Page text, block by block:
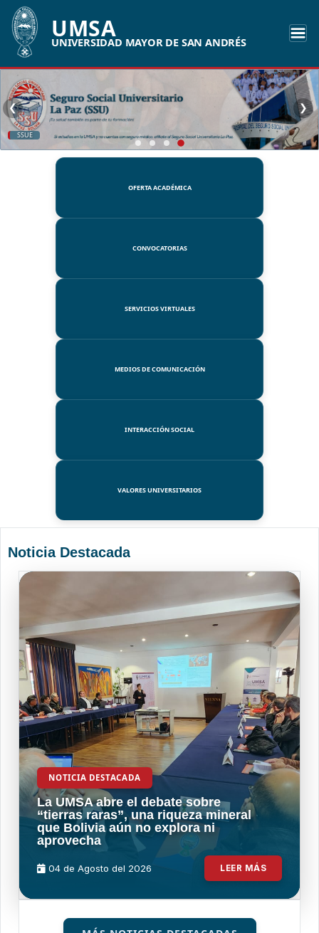
UMSA
UNIVERSIDAD MAYOR DE SAN ANDRÉS
SSUE
❮ ❯
OFERTA ACADÉMICA
CONVOCATORIAS
SERVICIOS VIRTUALES
MEDIOS DE COMUNICACIÓN
INTERACCIÓN SOCIAL
VALORES UNIVERSITARIOS
Noticia Destacada
NOTICIA DESTACADA
La UMSA abre el debate sobre
“tierras raras”, una riqueza mineral
que Bolivia aún no explora ni
aprovecha
04 de Agosto del 2026 LEER MÁS